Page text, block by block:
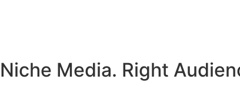
Niche Media. Right